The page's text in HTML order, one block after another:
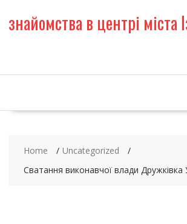
o
n
знайомства в центрі міста
Home
Uncategorized
Сватання виконавчої влади Дружківка